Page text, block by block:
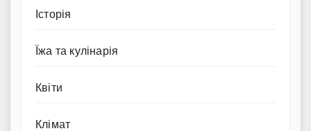
Історія
Їжа та кулінарія
Квіти
Клімат